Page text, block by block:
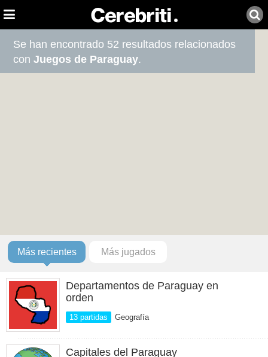
Se han encontrado 52 resultados relacionados
conJuegos de Paraguay.
Más recientes Más jugados
Departamentos de Paraguay en
orden
13 partidas Geografía
Capitales del Paraguay